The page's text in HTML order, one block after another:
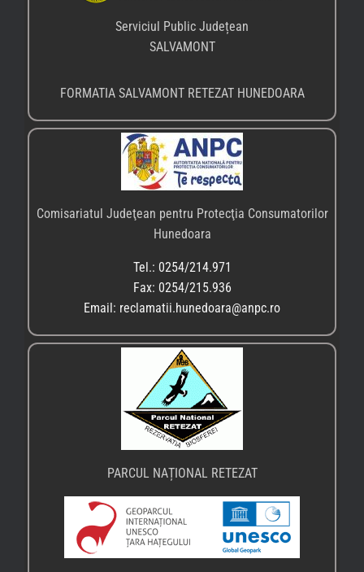
Serviciul Public Județean
SALVAMONT
FORMATIA SALVAMONT RETEZAT HUNEDOARA
Comisariatul Judeţean pentru Protecţia Consumatorilor
Hunedoara
Tel.: 0254/214.971
Fax: 0254/215.936
Email: reclamatii.hunedoara@anpc.ro
PARCUL NAȚIONAL RETEZAT